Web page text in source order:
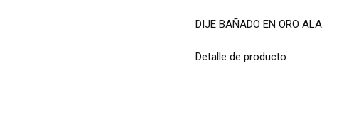
DIJE BAÑADO EN ORO ALA
Detalle de producto